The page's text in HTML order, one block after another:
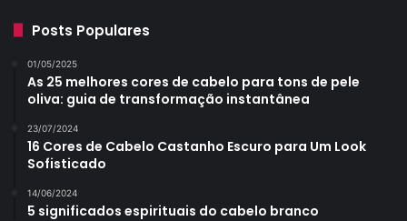
Posts Populares
01/05/2025
As 25 melhores cores de cabelo para tons de pele
oliva: guia de transformação instantânea
23/07/2024
16 Cores de Cabelo Castanho Escuro para Um Look
Sofisticado
14/06/2024
5 significados espirituais do cabelo branco